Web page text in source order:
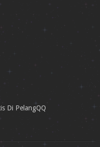
Di PelangQQ